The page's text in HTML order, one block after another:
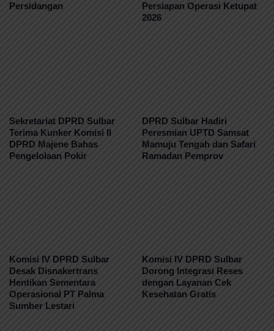
Persidangan
Persiapan Operasi Ketupat
2026
Sekretariat DPRD Sulbar
Terima Kunker Komisi II
DPRD Majene Bahas
Pengelolaan Pokir
DPRD Sulbar Hadiri
Peresmian UPTD Samsat
Mamuju Tengah dan Safari
Ramadan Pemprov
Komisi IV DPRD Sulbar
Desak Disnakertrans
Hentikan Sementara
Operasional PT Palma
Sumber Lestari
Komisi IV DPRD Sulbar
Dorong Integrasi Reses
dengan Layanan Cek
Kesehatan Gratis